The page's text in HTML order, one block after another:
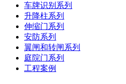
车牌识别系列
升降柱系列
伸缩门系列
安防系列
翼闸和转闸系列
庭院门系列
工程案例